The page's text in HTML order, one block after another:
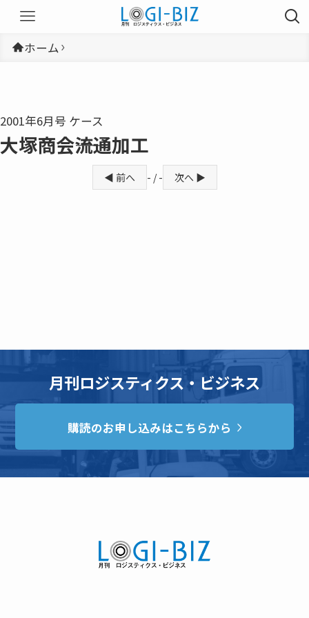
ホーム
2001年6月号 ケース
大塚商会――流通加工
◀ 前へ - / - 次へ ▶
月刊ロジスティクス・ビジネス
購読のお申し込みはこちらから